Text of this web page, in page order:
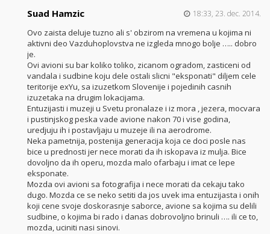
Suad Hamzic 18:33, 23. dec. 2014.
Ovo zaista deluje tuzno ali s' obzirom na vremena u kojima ni
aktivni deo Vazduhoplovstva ne izgleda mnogo bolje ….. dobro
je.
Ovi avioni su bar koliko toliko, zicanom ogradom, zasticeni od
vandala i sudbine koju dele ostali slicni "eksponati" diljem cele
teritorije exYu, sa izuzetkom Slovenije i pojedinih casnih
izuzetaka na drugim lokacijama.
Entuzijasti i muzeji u Svetu pronalaze i iz mora , jezera, mocvara
i pustinjskog peska vade avione nakon 70 i vise godina,
uredjuju ih i postavljaju u muzeje ili na aerodrome.
Neka pametnija, postenija generacija koja ce doci posle nas
bice u prednosti jer nece morati da ih iskopava iz mulja. Bice
dovoljno da ih operu, mozda malo ofarbaju i imat ce lepe
eksponate.
Mozda ovi avioni sa fotografija i nece morati da cekaju tako
dugo. Mozda ce se neko setiti da jos uvek ima entuzijasta i onih
koji cene svoje doskorasnje saborce, avione sa kojima su delili
sudbine, o kojima bi rado i danas dobrovoljno brinuli …. ili ce to,
mozda, uciniti nasi sinovi.